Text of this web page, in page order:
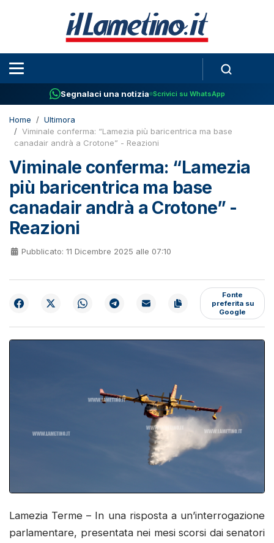
Segnalaci una notizia Scrivici su WhatsApp
Home
Ultimora
Viminale conferma: “Lamezia più baricentrica ma base
canadair andrà a Crotone” - Reazioni
Viminale conferma: “Lamezia
più baricentrica ma base
canadair andrà a Crotone” -
Reazioni
Pubblicato: 11 Dicembre 2025 alle 07:10
Fonte
preferita su
Google
Lamezia Terme – In una risposta a un’interrogazione
parlamentare, presentata nei mesi scorsi dai senatori